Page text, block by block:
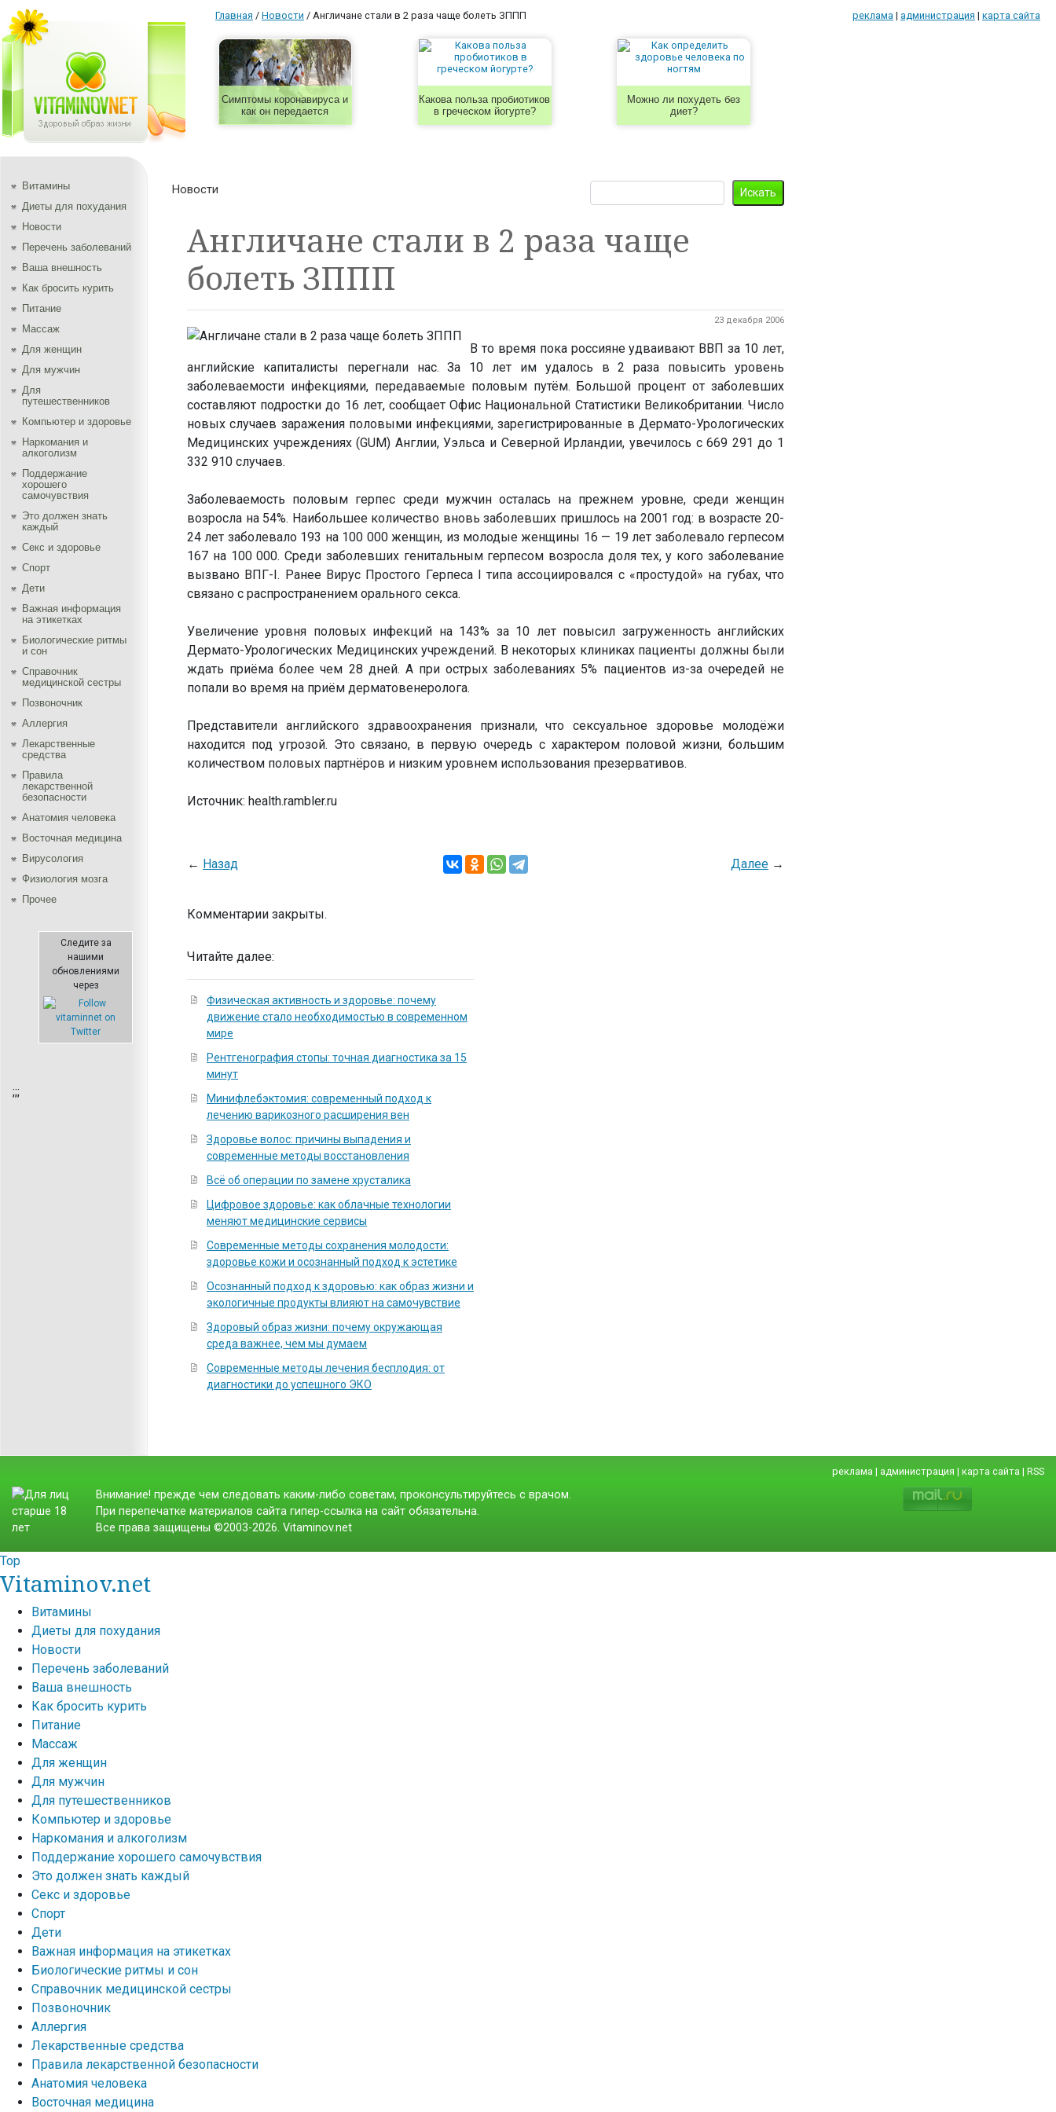
Главная / Новости / Англичане стали в 2 раза чаще болеть ЗППП реклама | администрация | карта сайта
Симптомы коронавируса и
как он передается
Какова польза пробиотиков
в греческом йогурте?
Можно ли похудеть без
диет?
Витамины
Диеты для похудания
Новости
Перечень заболеваний
Ваша внешность
Как бросить курить
Питание
Массаж
Для женщин
Для мужчин
Для
путешественников
Компьютер и здоровье
Наркомания и
алкоголизм
Поддержание
хорошего
самочувствия
Это должен знать
каждый
Секс и здоровье
Спорт
Дети
Важная информация
на этикетках
Биологические ритмы
и сон
Справочник
медицинской сестры
Позвоночник
Аллергия
Лекарственные
средства
Правила
лекарственной
безопасности
Aнатомия человека
Восточная медицина
Вирусология
Физиология мозга
Прочее
Следите за
нашими
обновлениями
через
;;;
Новости
Англичане стали в 2 раза чаще
болеть ЗППП
23 декабря 2006
В то время пока россияне удваивают ВВП за 10 лет,
английские капиталисты перегнали нас. За 10 лет им удалось в 2 раза повысить уровень
заболеваемости инфекциями, передаваемые половым путём. Большой процент от заболевших
составляют подростки до 16 лет, сообщает Офис Национальной Статистики Великобритании. Число
новых случаев заражения половыми инфекциями, зарегистрированные в Дермато-Урологических
Медицинских учреждениях (GUM) Англии, Уэльса и Северной Ирландии, увечилось с 669 291 до 1
332 910 случаев.
Заболеваемость половым герпес среди мужчин осталась на прежнем уровне, среди женщин
возросла на 54%. Наибольшее количество вновь заболевших пришлось на 2001 год: в возрасте 20-
24 лет заболевало 193 на 100 000 женщин, из молодые женщины 16 — 19 лет заболевало герпесом
167 на 100 000. Среди заболевших генитальным герпесом возросла доля тех, у кого заболевание
вызвано ВПГ-I. Ранее Вирус Простого Герпеса I типа ассоциировался с «простудой» на губах, что
связано с распространением орального секса.
Увеличение уровня половых инфекций на 143% за 10 лет повысил загруженность английских
Дермато-Урологических Медицинских учреждений. В некоторых клиниках пациенты должны были
ждать приёма более чем 28 дней. А при острых заболеваниях 5% пациентов из-за очередей не
попали во время на приём дерматовенеролога.
Представители английского здравоохранения признали, что сексуальное здоровье молодёжи
находится под угрозой. Это связано, в первую очередь с характером половой жизни, большим
количеством половых партнёров и низким уровнем использования презервативов.
Источник: health.rambler.ru
← Назад Далее→
Комментарии закрыты.
Читайте далее:
Физическая активность и здоровье: почему
движение стало необходимостью в современном
мире
Рентгенография стопы: точная диагностика за 15
минут
Минифлебэктомия: современный подход к
лечению варикозного расширения вен
Здоровье волос: причины выпадения и
современные методы восстановления
Всё об операции по замене хрусталика
Цифровое здоровье: как облачные технологии
меняют медицинские сервисы
Современные методы сохранения молодости:
здоровье кожи и осознанный подход к эстетике
Осознанный подход к здоровью: как образ жизни и
экологичные продукты влияют на самочувствие
Здоровый образ жизни: почему окружающая
среда важнее, чем мы думаем
Современные методы лечения бесплодия: от
диагностики до успешного ЭКО
реклама | администрация | карта сайта | RSS
Внимание! прежде чем следовать каким-либо советам, проконсультируйтесь с врачом.
При перепечатке материалов сайта гипер-ссылка на сайт обязательна.
Все права защищены ©2003-2026. Vitaminov.net
Top
Vitaminov.net
Витамины
Диеты для похудания
Новости
Перечень заболеваний
Ваша внешность
Как бросить курить
Питание
Массаж
Для женщин
Для мужчин
Для путешественников
Компьютер и здоровье
Наркомания и алкоголизм
Поддержание хорошего самочувствия
Это должен знать каждый
Секс и здоровье
Спорт
Дети
Важная информация на этикетках
Биологические ритмы и сон
Справочник медицинской сестры
Позвоночник
Аллергия
Лекарственные средства
Правила лекарственной безопасности
Aнатомия человека
Восточная медицина